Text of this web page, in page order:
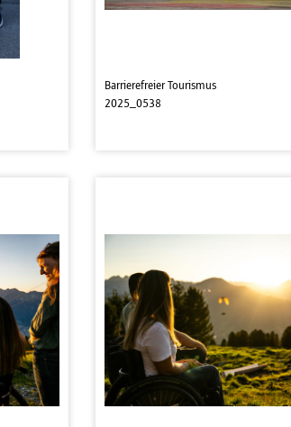
Barrierefreier Tourismus
2025_0538